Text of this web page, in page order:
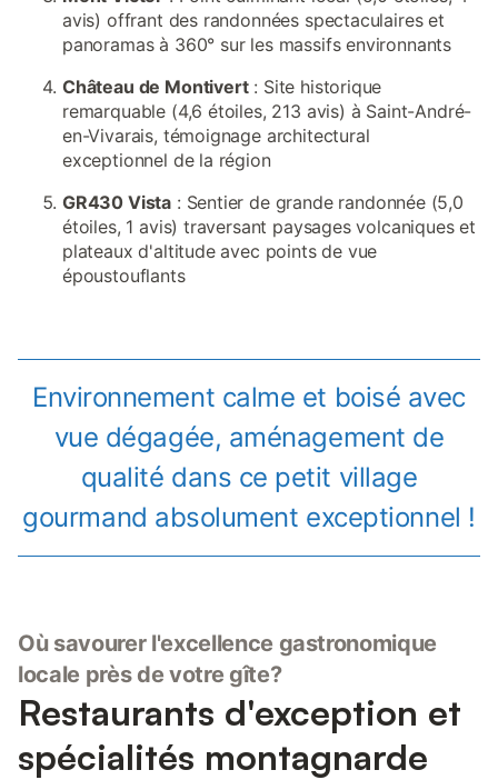
avis) offrant des randonnées spectaculaires et
panoramas à 360° sur les massifs environnants
Château de Montivert: Site historique
remarquable (4,6 étoiles, 213 avis) à Saint-André-
en-Vivarais, témoignage architectural
exceptionnel de la région
GR430 Vista : Sentier de grande randonnée (5,0
étoiles, 1 avis) traversant paysages volcaniques et
plateaux d'altitude avec points de vue
époustouflants
Environnement calme et boisé avec
vue dégagée, aménagement de
qualité dans ce petit village
gourmand absolument exceptionnel !
Où savourer l'excellence gastronomique
locale près de votre gîte?
Restaurants d'exception et
spécialités montagnarde